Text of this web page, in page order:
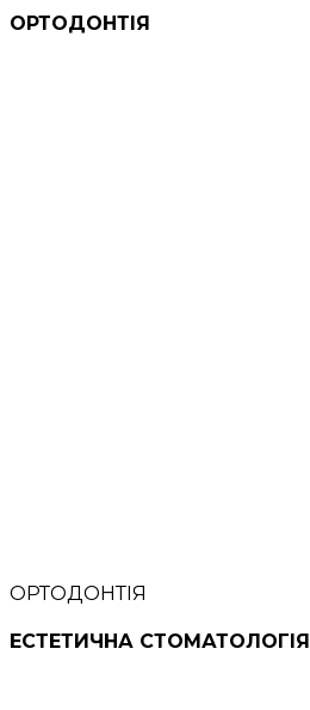
ОРТОДОНТІЯ
ОРТОДОНТІЯ
ЕСТЕТИЧНА СТОМАТОЛОГІЯ